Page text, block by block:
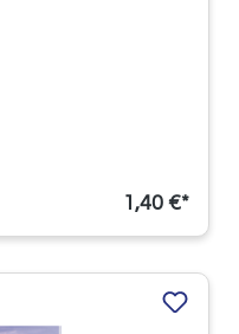
1,40 €*